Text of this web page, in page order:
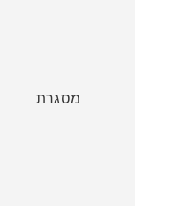
מסגרת